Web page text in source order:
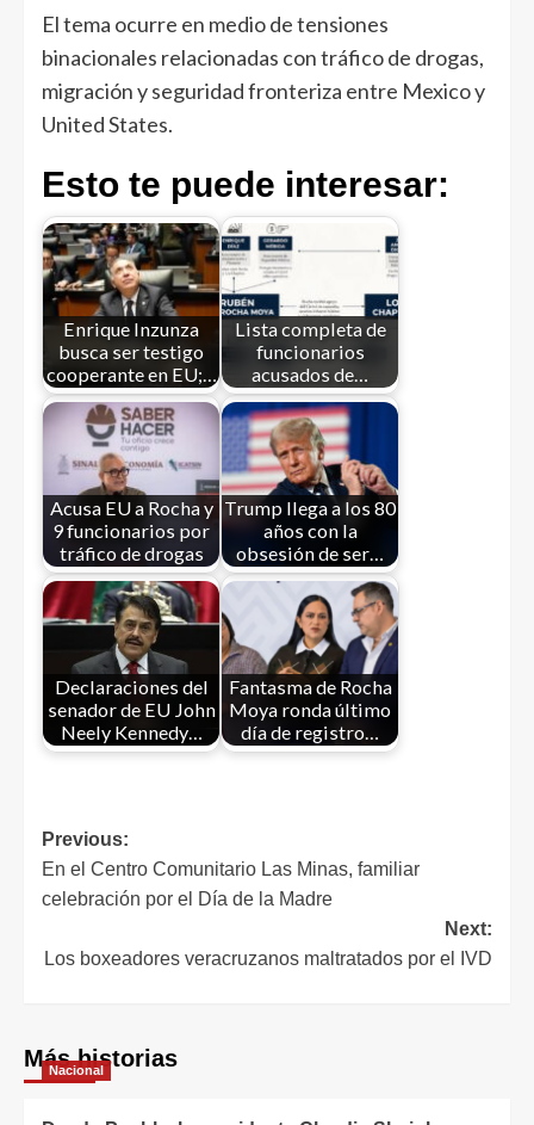
El tema ocurre en medio de tensiones
binacionales relacionadas con tráfico de drogas,
migración y seguridad fronteriza entre Mexico y
United States.
Esto te puede interesar:
Enrique Inzunza
busca ser testigo
cooperante en EU;…
Lista completa de
funcionarios
acusados de…
Acusa EU a Rocha y
9 funcionarios por
tráfico de drogas
Trump llega a los 80
años con la
obsesión de ser…
Declaraciones del
senador de EU John
Neely Kennedy…
Fantasma de Rocha
Moya ronda último
día de registro…
Previous:
En el Centro Comunitario Las Minas, familiar
celebración por el Día de la Madre
Next:
Los boxeadores veracruzanos maltratados por el IVD
Más historias
Nacional